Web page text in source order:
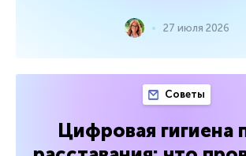
27 июля 2026
Советы
Цифровая гигиена